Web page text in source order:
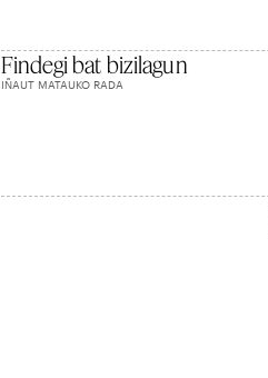
Findegi bat bizilagun
IÑAUT MATAUKO RADA